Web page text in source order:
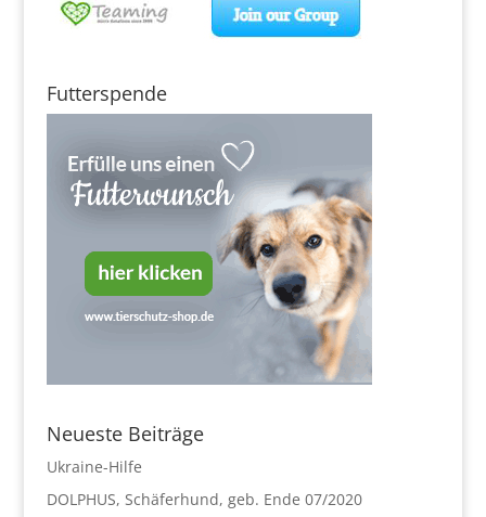
Futterspende
Neueste Beiträge
Ukraine-Hilfe
DOLPHUS, Schäferhund, geb. Ende 07/2020